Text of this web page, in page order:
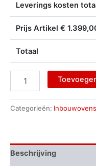
Leverings kosten
Prijs Artikel €
Totaal
Categorieën: Inbouwovens
Beschrijving